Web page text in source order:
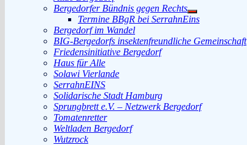
Bergedorfer Bündnis gegen Rechts
Untermenü
anzeigen
Termine BBgR bei SerrahnEins
Bergedorf im Wandel
BIG-Bergedorfs insektenfreundliche Gemeinschaft
Friedensinitiative Bergedorf
Haus für Alle
Solawi Vierlande
SerrahnEINS
Solidarische Stadt Hamburg
Sprungbrett e.V. – Netzwerk Bergedorf
Tomatenretter
Weltladen Bergedorf
Wutzrock